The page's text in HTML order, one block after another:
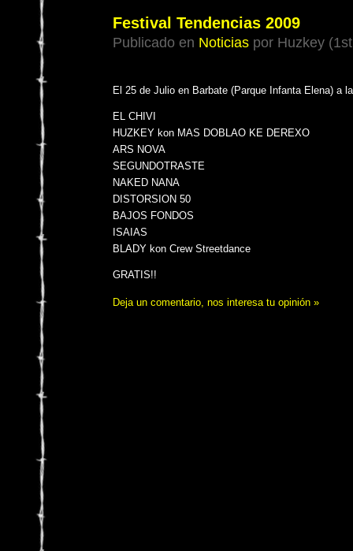
Festival Tendencias 2009
Publicado en Noticiaspor Huzkey
El 25 de Julio en Barbate (Parque Infanta Elena) a
EL CHIVI
HUZKEY kon MAS DOBLAO KE DEREXO
ARS NOVA
SEGUNDOTRASTE
NAKED NANA
DISTORSION 50
BAJOS FONDOS
ISAIAS
BLADY kon Crew Streetdance
GRATIS!!
Deja un comentario, nos interesa tu opinión »